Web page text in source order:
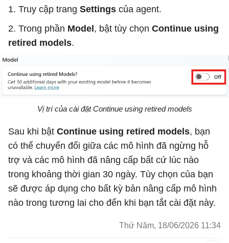
1. Truy cập trang Settings của agent.
2. Trong phần Model , bật tùy chọn Continue using
retired models.
Vị trí của cài đặt Continue using retired models
Sau khi bật Continue using retired models, bạn
có thể chuyển đổi giữa các mô hình đã ngừng hỗ
trợ và các mô hình đã nâng cấp bất cứ lúc nào
trong khoảng thời gian 30 ngày. Tùy chọn của bạn
sẽ được áp dụng cho bất kỳ bản nâng cấp mô hình
nào trong tương lai cho đến khi bạn tắt cài đặt này.
Thứ Năm, 18/06/2026 11:34